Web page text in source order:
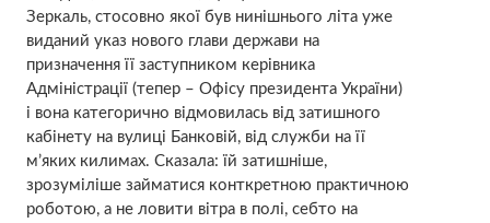
Зеркаль, стосовно якої був нинішнього літа уже
виданий указ нового глави держави на
призначення її заступником керівника
Адміністрації (тепер – Офісу президента України)
і вона категорично відмовилась від затишного
кабінету на вулиці Банковій, від служби на її
м’яких килимах. Сказала: їй затишніше,
зрозуміліше займатися конткретною практичною
роботою, а не ловити вітра в полі, себто на